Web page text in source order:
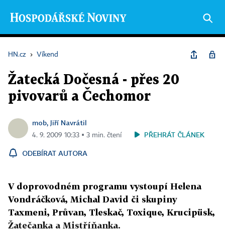
HN.cz › Víkend
Žatecká Dočesná - přes 20
pivovarů a Čechomor
mob, Jiří Navrátil
4. 9. 2009 10:33 ▪ 3 min. čtení PŘEHRÁT ČLÁNEK
ODEBÍRAT AUTORA
V doprovodném programu vystoupí Helena
Vondráčková, Michal David či skupiny
Taxmeni, Průvan, Tleskač, Toxique, Krucipüsk,
Žatečanka a Mistříňanka.